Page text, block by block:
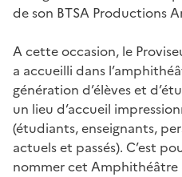
de son BTSA Productions
A cette occasion, le
a accueilli dans
génération d’élèves et
un lieu d’accueil
(étudiants, enseignants,
actuels et passés). C’est
nommer cet Amphithéâtre